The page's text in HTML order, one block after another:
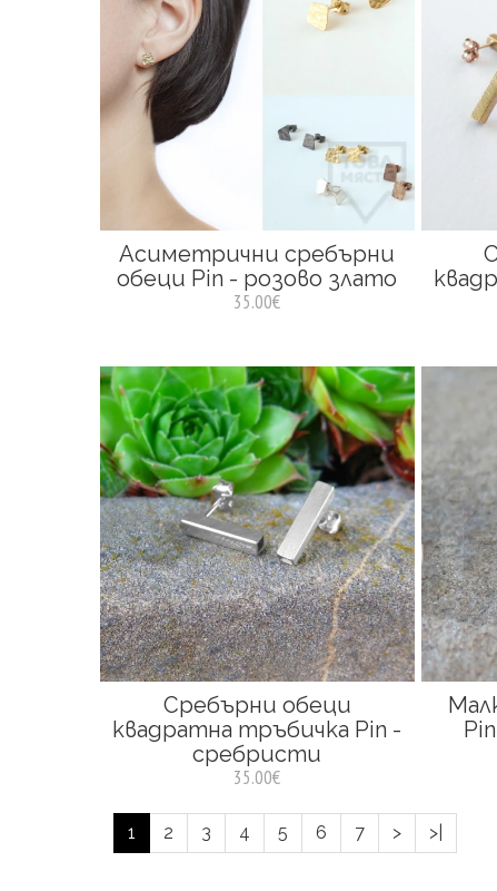
Асиметрични сребърни
обеци Pin - розово злато
35.00€
Сребърни обеци
квадратна тръбичка Pin -
сребристи
35.00€
1 2 3 4 5 6 7 > >|